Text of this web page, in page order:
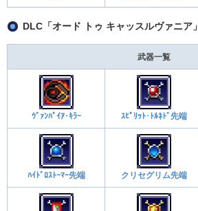
DLC「オード トゥ キャッスルヴァニア」
武器一覧
ｳﾞｧﾝﾊﾟｲｱ･ｷﾗｰ ｽﾋﾟﾘｯﾄ･ﾄﾙﾈﾄﾞ先端
ﾊｲﾄﾞﾛｽﾄｰﾏｰ先端 クリセグリム先端